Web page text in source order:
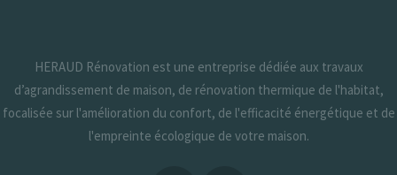
HERAUD Rénovation est une entreprise dédiée aux travaux
d’agrandissement de maison, de rénovation thermique de l'habitat,
focalisée sur l'amélioration du confort, de l'efficacité énergétique et de
l'empreinte écologique de votre maison.